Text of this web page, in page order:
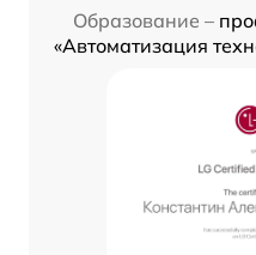
Образование –
«Автоматизация